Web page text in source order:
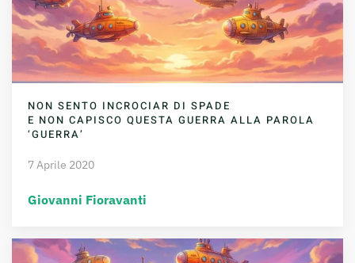
NON SENTO INCROCIAR DI SPADE
E NON CAPISCO QUESTA GUERRA ALLA PAROLA
‘GUERRA’
7 Aprile 2020
Giovanni Fioravanti